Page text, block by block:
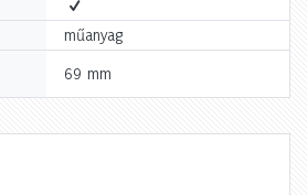
műanyag
69 mm